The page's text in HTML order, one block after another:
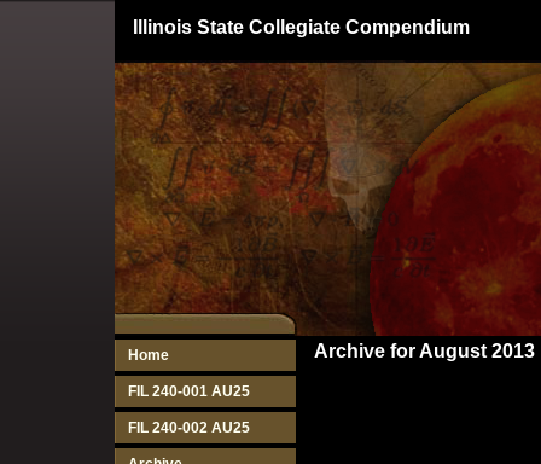
Illinois State Collegiate Compendium
Home
FIL 240-001 AU25
FIL 240-002 AU25
Archive for August 2013